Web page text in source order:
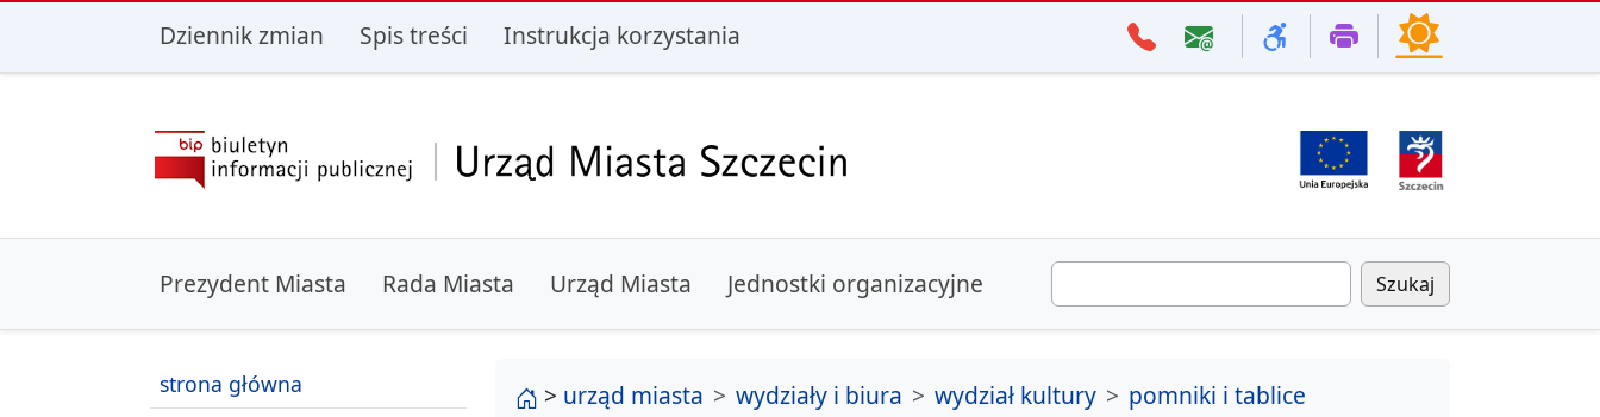
przejdź do głównego menu przejdź do treści
Dziennik zmian Spis treści Instrukcja korzystania
Prezydent Miasta Rada Miasta Urząd Miasta Jednostki organizacyjne Szukaj
strona główna
strona główna
> urząd miasta wydziały i biura wydział kultury pomniki i tablice